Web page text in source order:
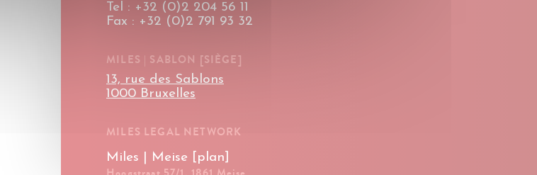
Tel : +32 (0)2 204 56 11
Fax : +32 (0)2 791 93 32
MILES | SABLON [SIÈGE]
13, rue des Sablons
1000 Bruxelles
MILES LEGAL NETWORK
Miles | Meise [plan]